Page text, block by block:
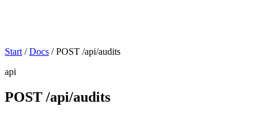
Start / Docs / POST /api/audits
api
POST /api/audits